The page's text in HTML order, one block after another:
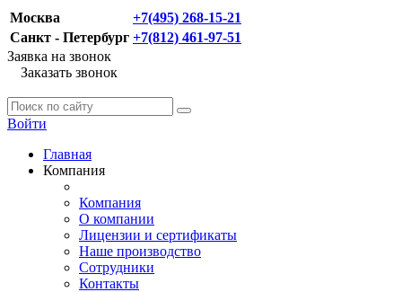
Москва
+7(495) 268-15-21
Санкт - Петербург +7(812) 461-97-51
Заявка на звонок
Заказать звонок
Войти
Главная
Компания
Компания
О компании
Лицензии и сертификаты
Наше производство
Сотрудники
Контакты